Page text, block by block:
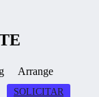
Arrange
SOLICITAR